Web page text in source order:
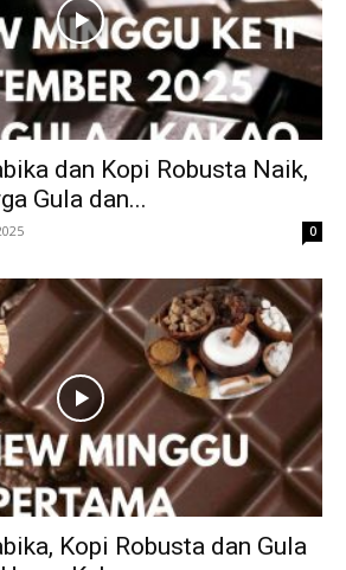
dan Kopi Robusta Naik,
Gula dan...
0
Kopi Robusta dan Gula